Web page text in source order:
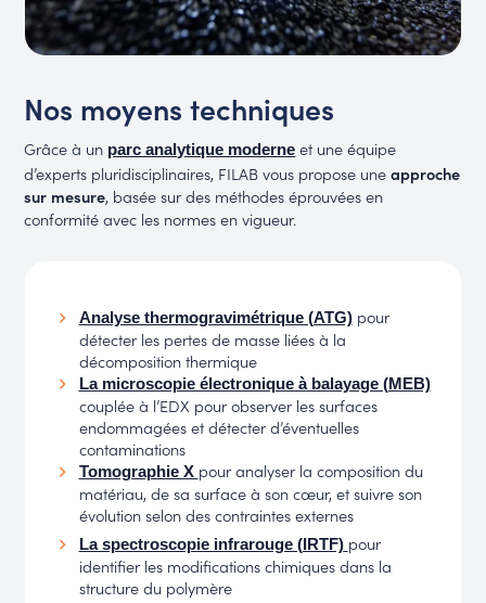
Nos moyens techniques
Grâce à un parc analytique moderne et une équipe
d’experts pluridisciplinaires, FILAB vous propose uneapproche
sur mesure, basée sur des méthodes éprouvées en
conformité avec les normes en vigueur.
Analyse thermogravimétrique (ATG)pour
détecter les pertes de masse liées à la
décomposition thermique
La microscopie électronique à balayage (MEB)
couplée à l’EDX pour observer les surfaces
endommagées et détecter d’éventuelles
contaminations
Tomographie X pour analyser la composition du
matériau, de sa surface à son cœur, et suivre son
évolution selon des contraintes externes
La spectroscopie infrarouge (IRTF) pour
identifier les modifications chimiques dans la
structure du polymère